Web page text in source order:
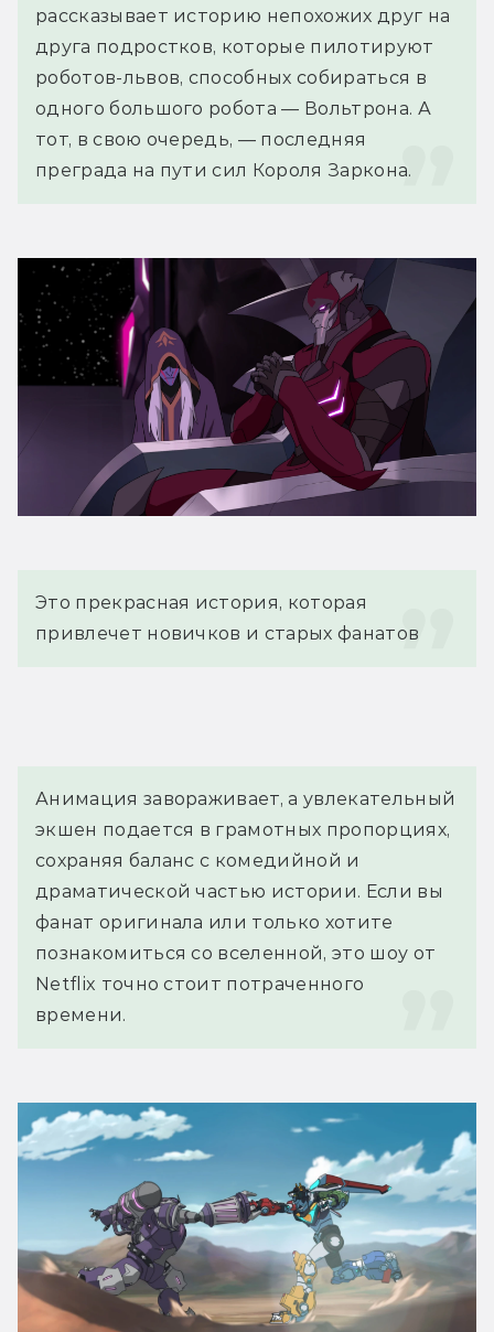
рассказывает историю непохожих друг на
друга подростков, которые пилотируют
роботов-львов, способных собираться в
одного большого робота — Вольтрона. А
тот, в свою очередь, — последняя
преграда на пути сил Короля Заркона.
Это прекрасная история, которая
привлечет новичков и старых фанатов
Анимация завораживает, а увлекательный
экшен подается в грамотных пропорциях,
сохраняя баланс с комедийной и
драматической частью истории. Если вы
фанат оригинала или только хотите
познакомиться со вселенной, это шоу от
Netflix точно стоит потраченного
времени.